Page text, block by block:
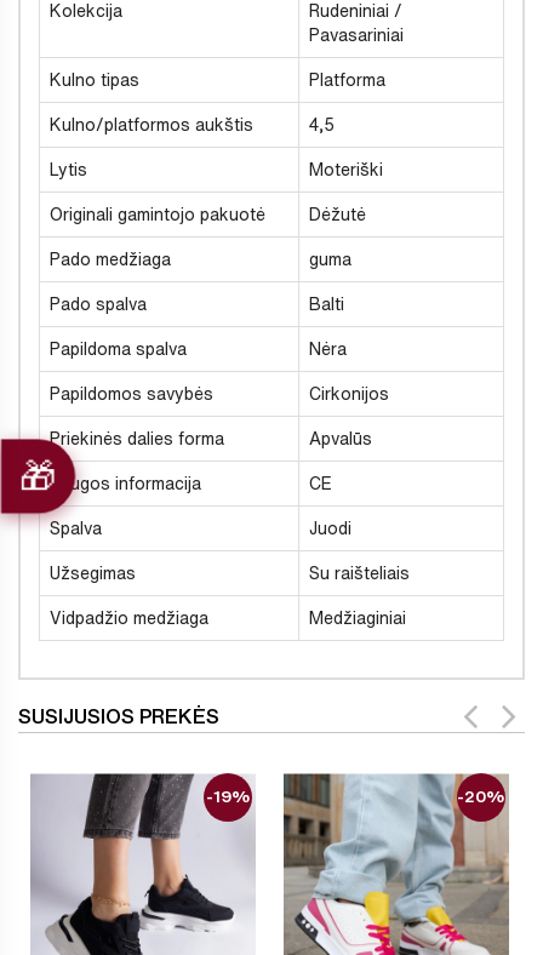
Kolekcija
Rudeniniai /
Pavasariniai
Kulno tipas Platforma
Kulno/platformos aukštis 4,5
Lytis Moteriški
Originali gamintojo pakuotė Dėžutė
Pado medžiaga guma
Pado spalva Balti
Papildoma spalva Nėra
Papildomos savybės Cirkonijos
Priekinės dalies forma Apvalūs
Saugos informacija CE
Spalva Juodi
Užsegimas Su raišteliais
Vidpadžio medžiaga Medžiaginiai
SUSIJUSIOS PREKĖS
-19% -20%